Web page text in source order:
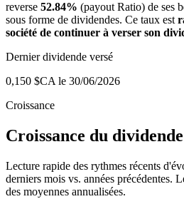
reverse 52.84% (payout Ratio) de ses
sous forme de dividendes. Ce taux est
société de continuer à verser son
Dernier dividende versé
0,150 $CA le 30/06/2026
Croissance
Croissance du dividende
Lecture rapide des rythmes récents
derniers mois vs. années précédentes.
des moyennes annualisées.